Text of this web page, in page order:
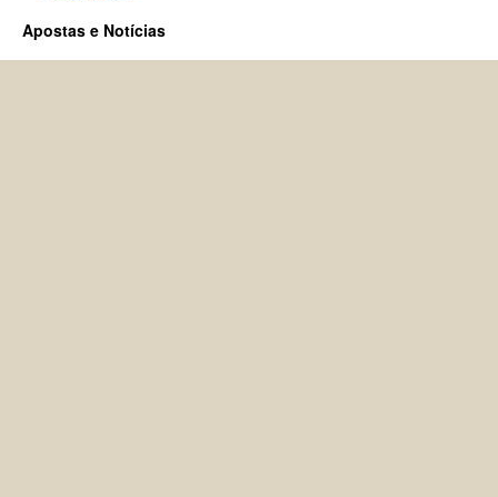
Apostas e Notícias